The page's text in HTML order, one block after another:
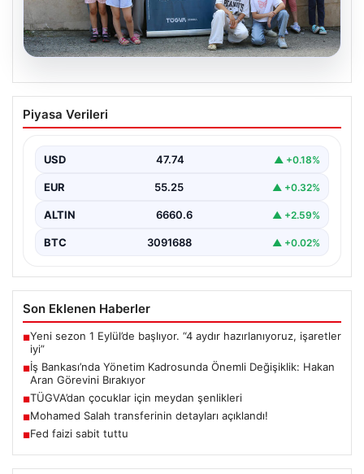
06.08.2026
TÜGVA’dan çocuklar için meydan
şenlikleri
Piyasa Verileri
USD 47.74 ▲ +0.18%
EUR 55.25 ▲ +0.32%
ALTIN 6660.6 ▲ +2.59%
BTC 3091688 ▲ +0.02%
Son Eklenen Haberler
■Yeni sezon 1 Eylül’de başlıyor. “4 aydır hazırlanıyoruz, işaretler
iyi”
■İş Bankası’nda Yönetim Kadrosunda Önemli Değişiklik: Hakan
Aran Görevini Bırakıyor
■TÜGVA’dan çocuklar için meydan şenlikleri
■Mohamed Salah transferinin detayları açıklandı!
■Fed faizi sabit tuttu